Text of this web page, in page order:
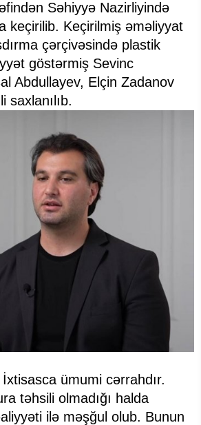
Səhiyyə Nazirliyində
keçirilib. Keçirilmiş əməliyyat
çərçivəsində plastik
göstərmiş Sevinc
Abdullayev, Elçin Zadanov
saxlanılıb.
ümumi cərrahdır.
təhsili olmadığı halda
ilə məşğul olub. Bunun